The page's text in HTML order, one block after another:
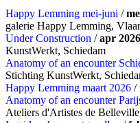
Happy Lemming mei-juni /
galerie Happy Lemming,
Under Construction /apr 2026
KunstWerkt, Schiedam
Anatomy of an encounter
Stichting KunstWerkt,
Happy Lemming maart 2026 /
Anatomy of an encounter
Ateliers d'Artistes de